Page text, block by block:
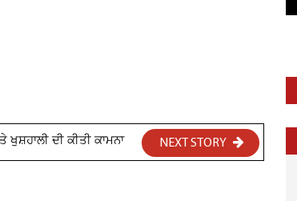
ਦੀ ਕੀਤੀ ਕਾਮਨਾ NEXT STORY